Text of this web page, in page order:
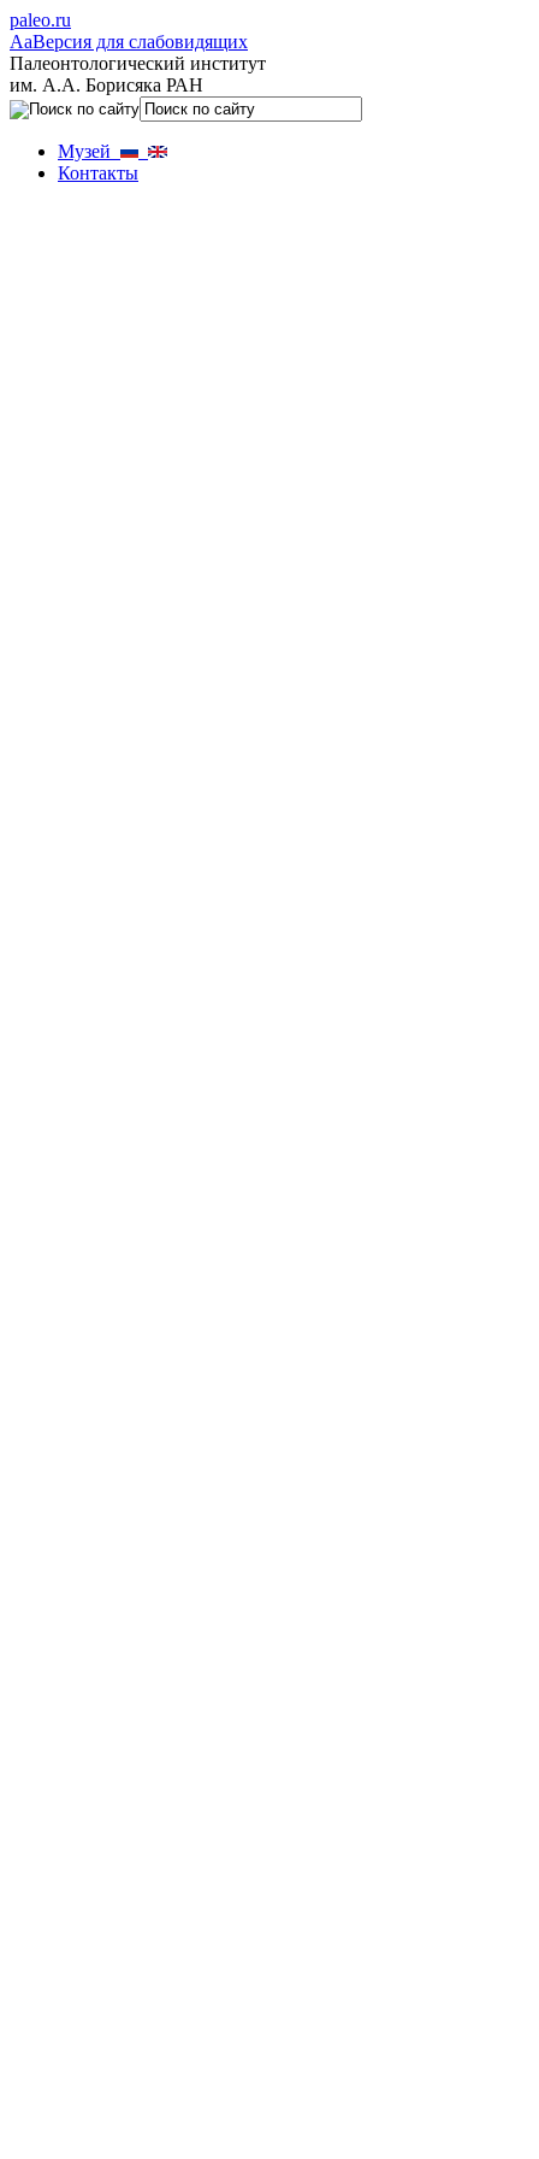
paleo.ru
AaВерсия для слабовидящих
Палеонтологический институт
им. А.А. Борисяка РАН
Музей
Контакты